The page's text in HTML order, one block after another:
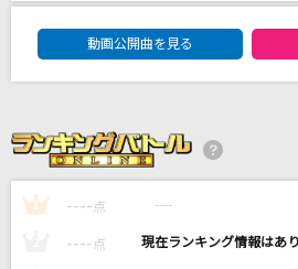
ライラック
ロードオブメジャー
青い春
SUPER BEAVER
DAM★ともボーカルエント
動画公開曲を見る
1 ---- 点 ----
---- 点 ----